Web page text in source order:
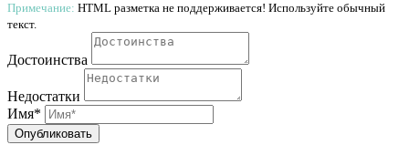
Примечание: HTML разметка не поддерживается! Используйте обычный
текст.
Достоинства
Недостатки
Имя*
Опубликовать